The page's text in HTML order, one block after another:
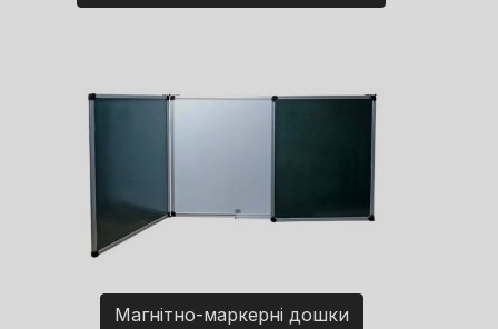
Магнітно-маркерні дошки